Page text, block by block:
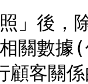
」後，
關數據
顧客關